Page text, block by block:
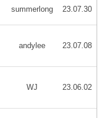
summerlong 23.07.30
andylee 23.07.08
WJ 23.06.02